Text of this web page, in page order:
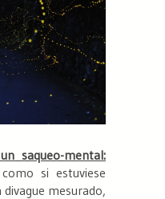
saqueo-mental:
si estuviese
mesurado,